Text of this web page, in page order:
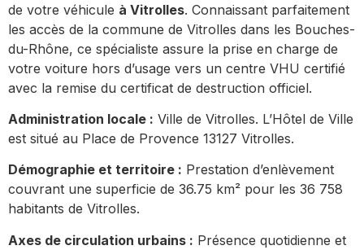
de votre véhicule à Vitrolles. Connaissant parfaitement
les accès de la commune de Vitrolles dans les Bouches-
du-Rhône, ce spécialiste assure la prise en charge de
votre voiture hors d’usage vers un centre VHU certifié
avec la remise du certificat de destruction officiel.
Administration locale : Ville de Vitrolles. L’Hôtel de Ville
est situé au Place de Provence 13127 Vitrolles.
Démographie et territoire : Prestation d’enlèvement
couvrant une superficie de 36.75 km² pour les 36 758
habitants de Vitrolles.
Axes de circulation urbains : Présence quotidienne et